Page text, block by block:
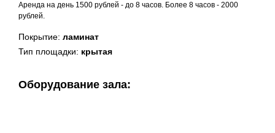
Аренда на день 1500 рублей - до 8 часов. Более 8 часов - 2000
рублей.
Покрытие: ламинат
Тип площадки: крытая
Оборудование зала: